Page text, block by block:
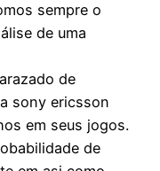
sempre o
de uma
de
sony ericsson
em seus jogos.
de